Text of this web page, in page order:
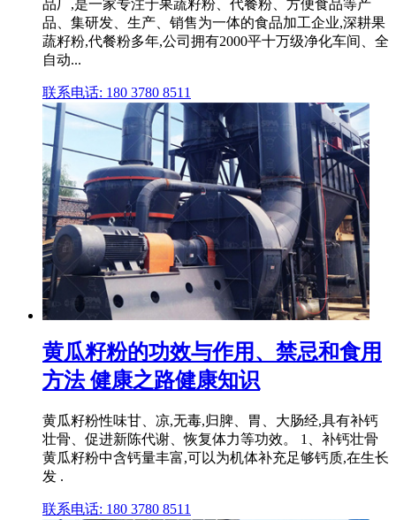
品厂,是一家专注于果蔬籽粉、代餐粉、方便食品等产
品、集研发、生产、销售为一体的食品加工企业,深耕果
蔬籽粉,代餐粉多年,公司拥有2000平十万级净化车间、全
自动...
联系电话: 180 3780 8511
黄瓜籽粉的功效与作用、禁忌和食用
方法 健康之路健康知识
黄瓜籽粉性味甘、凉,无毒,归脾、胃、大肠经,具有补钙
壮骨、促进新陈代谢、恢复体力等功效。 1、补钙壮骨
黄瓜籽粉中含钙量丰富,可以为机体补充足够钙质,在生长
发 .
联系电话: 180 3780 8511